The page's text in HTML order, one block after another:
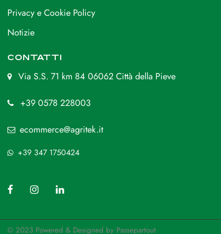
Privacy e Cookie Policy
Notizie
CONTATTI
Via S.S. 71 km 84 06062 Città della Pieve
+39 0578 228003
ecommerce@agritek.it
+39 347 1750424
© 2023 Powered & Designed by Passepartout